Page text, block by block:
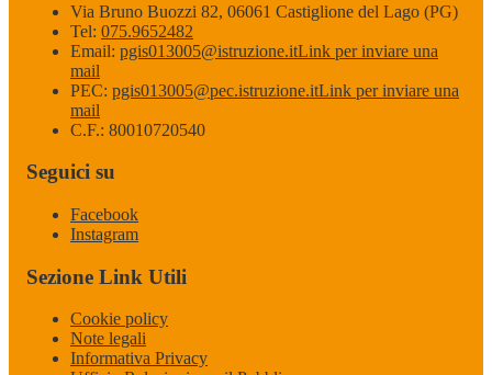
Via Bruno Buozzi 82, 06061 Castiglione del Lago (PG)
Tel: 075.9652482
Email: pgis013005@istruzione.itLink per inviare una
mail
PEC: pgis013005@pec.istruzione.itLink per inviare una
mail
C.F.: 80010720540
Seguici su
Facebook
Instagram
Sezione Link Utili
Cookie policy
Note legali
Informativa Privacy